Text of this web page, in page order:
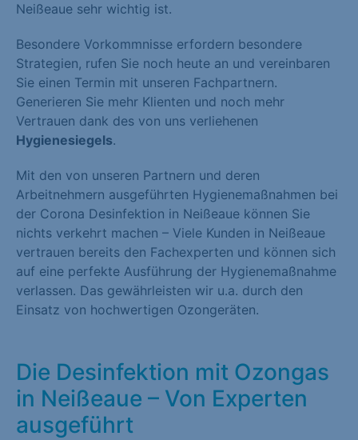
Neißeaue sehr wichtig ist.
Besondere Vorkommnisse erfordern besondere
Strategien, rufen Sie noch heute an und vereinbaren
Sie einen Termin mit unseren Fachpartnern.
Generieren Sie mehr Klienten und noch mehr
Vertrauen dank des von uns verliehenen
Hygienesiegels.
Mit den von unseren Partnern und deren
Arbeitnehmern ausgeführten Hygienemaßnahmen bei
der Corona Desinfektion in Neißeaue können Sie
nichts verkehrt machen – Viele Kunden in Neißeaue
vertrauen bereits den Fachexperten und können sich
auf eine perfekte Ausführung der Hygienemaßnahme
verlassen. Das gewährleisten wir u.a. durch den
Einsatz von hochwertigen Ozongeräten.
Die Desinfektion mit Ozongas
in Neißeaue – Von Experten
ausgeführt